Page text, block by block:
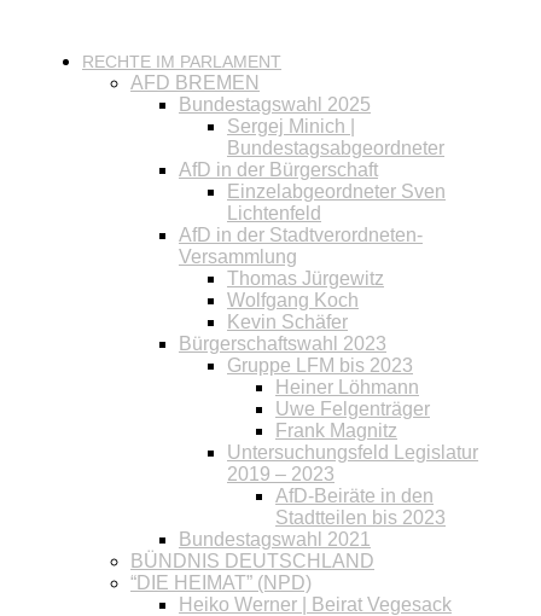
RECHTE IM PARLAMENT
AFD BREMEN
Bundestagswahl 2025
Sergej Minich |
Bundestagsabgeordneter
AfD in der Bürgerschaft
Einzelabgeordneter Sven
Lichtenfeld
AfD in der Stadtverordneten-
Versammlung
Thomas Jürgewitz
Wolfgang Koch
Kevin Schäfer
Bürgerschaftswahl 2023
Gruppe LFM bis 2023
Heiner Löhmann
Uwe Felgenträger
Frank Magnitz
Untersuchungsfeld Legislatur
2019 – 2023
AfD-Beiräte in den
Stadtteilen bis 2023
Bundestagswahl 2021
BÜNDNIS DEUTSCHLAND
“DIE HEIMAT” (NPD)
Heiko Werner | Beirat Vegesack